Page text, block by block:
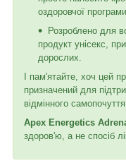
оздоровчої програми.
Розроблено для
продукт унісекс,
дорослих.
І пам'ятайте, хоч цей
призначений для
відмінного самопочуття.
Apex Energetics
здоров'ю, а не спосіб